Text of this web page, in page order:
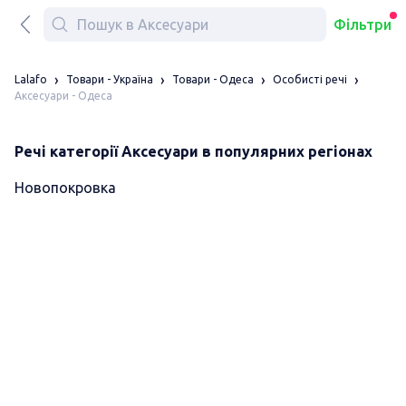
Фільтри
Lalafo Товари - Україна Товари - Одеса
Особисті речі
Аксесуари - Одеса
Речі категорії Аксесуари в популярних регіонах
Новопокровка